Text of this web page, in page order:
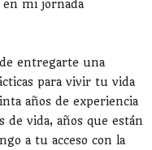
en mi jornada
entregarte una
para vivir tu vida
años de experiencia
vida, años que están
a tu acceso con la